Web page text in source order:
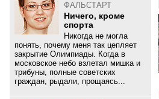
ФАЛЬСТАРТ
Ничего, кроме
спорта
Никогда не могла
понять, почему меня так цепляет
закрытие Олимпиады. Когда в
московское небо взлетал мишка и
трибуны, полные советских
граждан, рыдали, прощаясь...